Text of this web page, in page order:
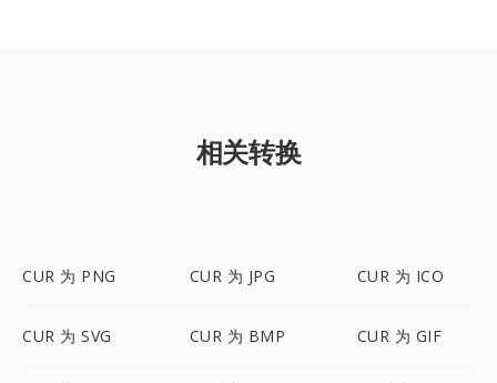
相关转换
CUR 为 PNG CUR 为 JPG CUR 为 ICO
CUR 为 SVG CUR 为 BMP CUR 为 GIF